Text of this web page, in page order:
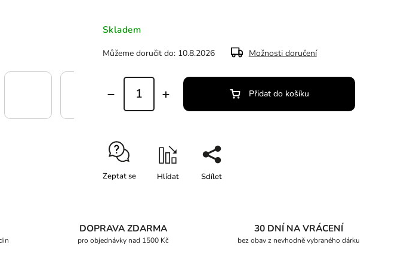
Skladem
Můžeme doručit do: 10.8.2026 Možnosti doručení
Přidat do košíku
Zeptat se Hlídat Sdílet
DOPRAVA ZDARMA
pro objednávky nad 1500 Kč
30 DNÍ NA VRÁCENÍ
bez obav z nevhodně vybraného dárku